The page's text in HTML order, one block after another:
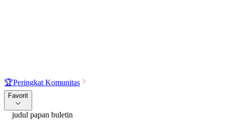
🏆Peringkat Komunitas
Favorit
judul papan buletin